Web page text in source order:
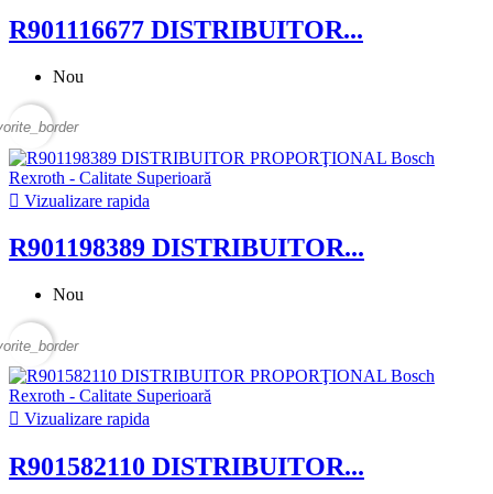
R901116677 DISTRIBUITOR...
Nou
 Vizualizare rapida
R901198389 DISTRIBUITOR...
Nou
 Vizualizare rapida
R901582110 DISTRIBUITOR...